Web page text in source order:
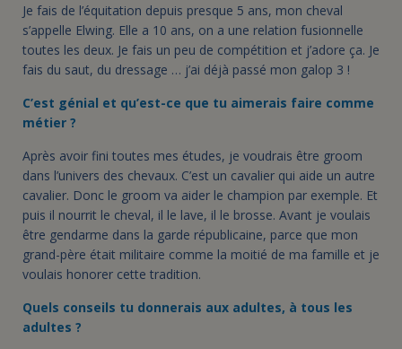
Je fais de l’équitation depuis presque 5 ans, mon cheval
s’appelle Elwing. Elle a 10 ans, on a une relation fusionnelle
toutes les deux. Je fais un peu de compétition et j’adore ça. Je
fais du saut, du dressage … j’ai déjà passé mon galop 3 !
C’est génial et qu’est-ce que tu aimerais faire comme
métier ?
Après avoir fini toutes mes études, je voudrais être groom
dans l’univers des chevaux. C’est un cavalier qui aide un autre
cavalier. Donc le groom va aider le champion par exemple. Et
puis il nourrit le cheval, il le lave, il le brosse. Avant je voulais
être gendarme dans la garde républicaine, parce que mon
grand-père était militaire comme la moitié de ma famille et je
voulais honorer cette tradition.
Quels conseils tu donnerais aux adultes, à tous les
adultes ?